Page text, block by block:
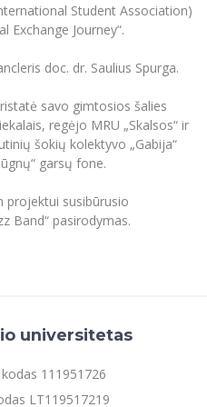
ansamblis (vadovas Artūras
(ar) savišvietos būdu įgytų
ir pripažinimas
praktikoms (SMP)
studijų centras
ir technologijų (HET)
poreikiai
vadovų MPA
(kompetencijų tobulinimui)
Student Association)
Exchange Journey“.
doc. dr. Saulius Spurga.
savo gimtosios šalies
regėjo MRU „Skalsos“ ir
šokių kolektyvo „Gabija“
garsų fone.
projektui susibūrusio
Band“ pasirodymas.
universitetas
111951726
LT119517219